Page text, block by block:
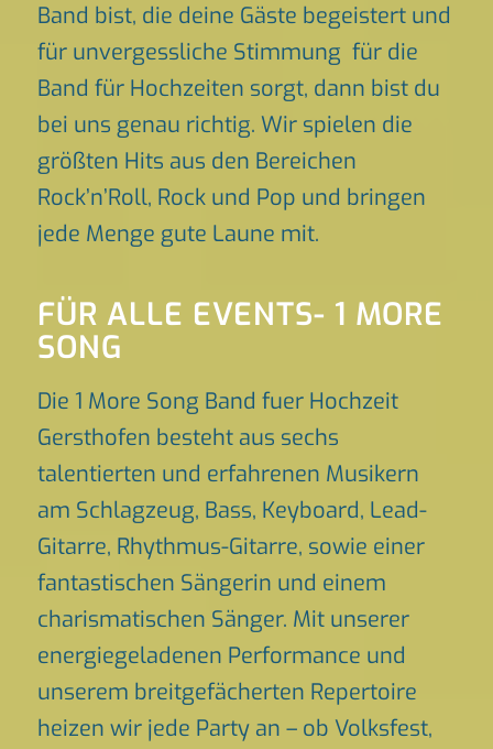
Band bist, die deine Gäste begeistert und
für unvergessliche Stimmung für die
Band für Hochzeiten sorgt, dann bist du
bei uns genau richtig. Wir spielen die
größten Hits aus den Bereichen
Rock’n’Roll, Rock und Pop und bringen
jede Menge gute Laune mit.
FÜR ALLE EVENTS- 1 MORE
SONG
Die 1 More Song Band fuer Hochzeit
Gersthofen besteht aus sechs
talentierten und erfahrenen Musikern
am Schlagzeug, Bass, Keyboard, Lead-
Gitarre, Rhythmus-Gitarre, sowie einer
fantastischen Sängerin und einem
charismatischen Sänger. Mit unserer
energiegeladenen Performance und
unserem breitgefächerten Repertoire
heizen wir jede Party an – ob Volksfest,